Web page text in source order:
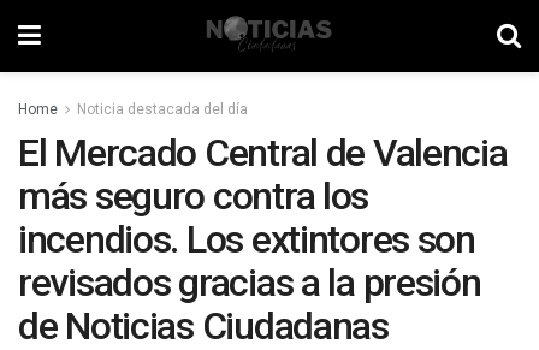
Home Noticia destacada del día
El Mercado Central de Valencia
más seguro contra los
incendios. Los extintores son
revisados gracias a la presión
de Noticias Ciudadanas